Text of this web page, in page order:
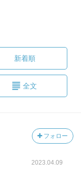
新着順
全文
フォロー
2023.04.09